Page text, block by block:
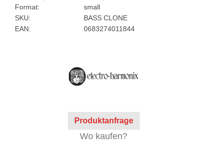
Format:
small
SKU:
BASS CLONE
EAN:
0683274011844
Produktanfrage
Wo kaufen?